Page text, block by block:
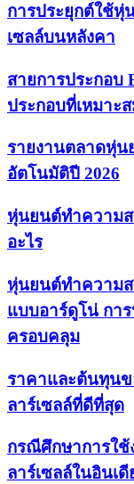
การประยุกต์ใช้หุ่
เซลล์บนหลังคา
สายการประกอบ
ประกอบที่เหมา
รายงานตลาดหุ่น
อัตโนมัติปี 2026
หุ่นยนต์ทำความส
อะไร
หุ่นยนต์ทำความส
แบบอาร์ดูโน่ กา
ครอบคลุม
ราคาและต้นทุน
ลาร์เซลล์ที่ดีที่สุด
กรณีศึกษาการใ
ลาร์เซลล์ในอินเดี